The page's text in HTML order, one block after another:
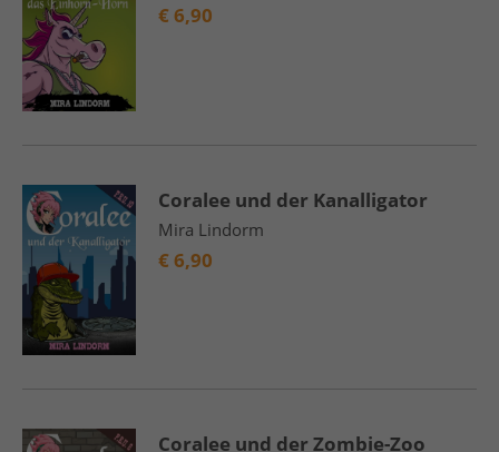
€ 6,90
Coralee und der Kanalligator
Mira Lindorm
€ 6,90
Coralee und der Zombie-Zoo